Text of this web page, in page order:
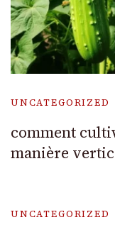
UNCATEGORIZED
comment
manière
UNCATEGORIZED